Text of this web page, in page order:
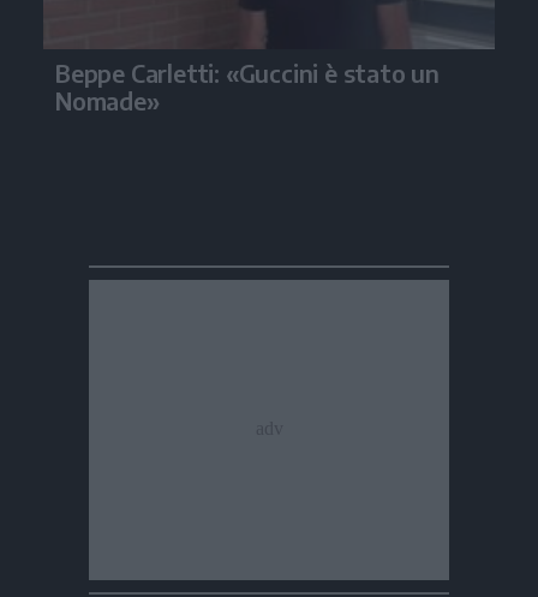
Beppe Carletti: «Guccini è stato un
Nomade»